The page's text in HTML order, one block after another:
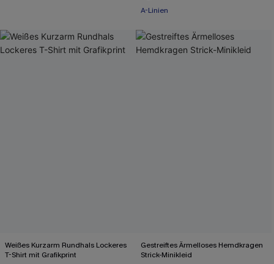
A-Linien
Weißes Kurzarm Rundhals Lockeres
T-Shirt mit Grafikprint
Gestreiftes Ärmelloses Hemdkragen
Strick-Minikleid